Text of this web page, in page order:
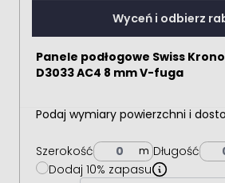
Wyceń i odbierz
Panele podłogowe Swiss
D3033 AC4 8 mm V-fuga
Podaj wymiary powierzchni i
Szerokość
Długość
Dodaj 10% zapasu